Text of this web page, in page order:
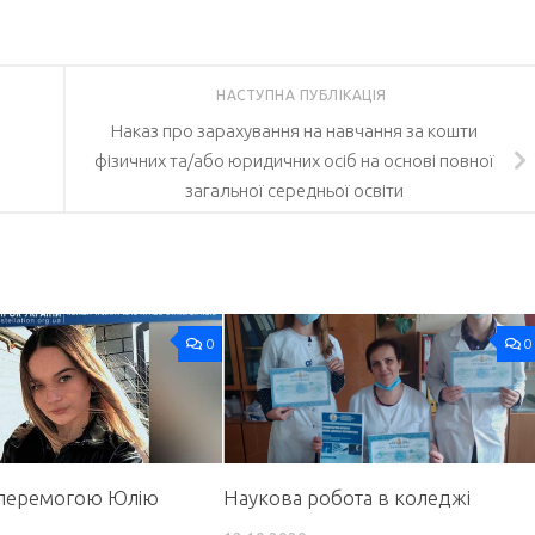
НАСТУПНА ПУБЛІКАЦІЯ
Наказ про зарахування на навчання за кошти
фізичних та/або юридичних осіб на основі повної
загальної середньої освіти
0
перемогою Юлію
0
Наукова робота в коледжі